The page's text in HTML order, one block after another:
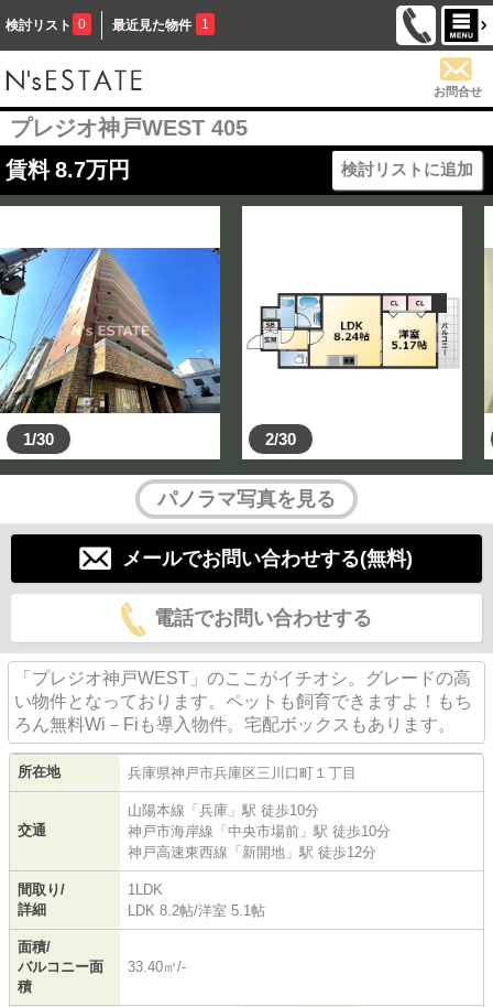
検討リスト 0 最近見た物件 1
お問合せ
プレジオ神戸WEST 405
賃料 8.7万円 検討リストに追加
1/30 2/30
パノラマ写真を見る
メールでお問い合わせする(無料)
電話でお問い合わせする
「プレジオ神戸WEST」のここがイチオシ。グレードの高
い物件となっております。ペットも飼育できますよ！もち
ろん無料Wi－Fiも導入物件。宅配ボックスもあります。
所在地 兵庫県神戸市兵庫区三川口町 １丁目
交通
山陽本線 「 兵庫 」駅 徒歩10分
神戸市海岸線 「 中央市場前 」駅 徒歩10分
神戸高速東西線 「 新開地 」駅 徒歩12分
間取り/
詳細
1LDK
LDK 8.2帖/洋室 5.1帖
面積/
バルコニー面
積
33.40㎡/-